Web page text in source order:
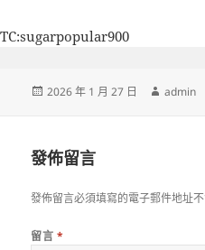
TC:sugarpopular900
發
2026 年 1 月 27 日
作
admin
發佈留言
發佈留言必須填寫的電子郵件地址不
留言 *